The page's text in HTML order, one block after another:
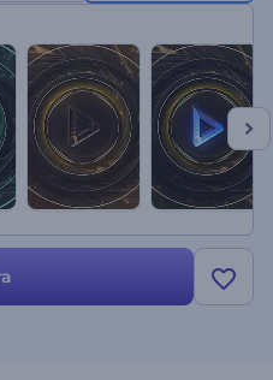
singoli e album e migliorare
Provalo subito!